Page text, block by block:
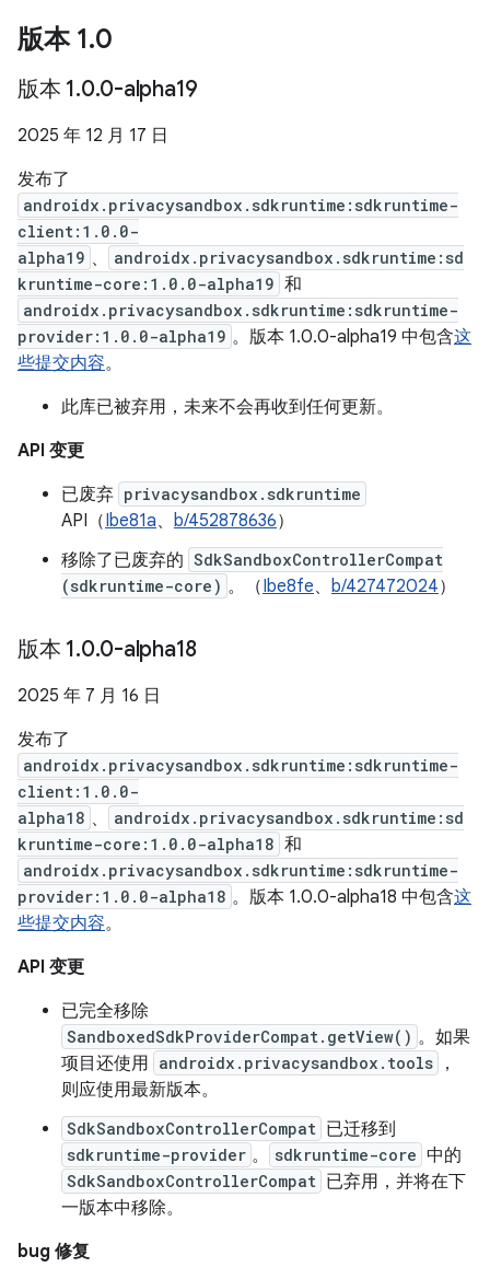
版本 1.0
版本 1.0.0-alpha19
2025 年 12 月 17 日
发布了
androidx.privacysandbox.sdkruntime:sdkruntime-
client:1.0.0-
alpha19 、
androidx.privacysandbox.sdkruntime:sd
kruntime-core:1.0.0-alpha19 和
androidx.privacysandbox.sdkruntime:sdkruntime-
provider:1.0.0-alpha19 。版本 1.0.0-alpha19 中包含这
些提交内容。
此库已被弃用，未来不会再收到任何更新。
API 变更
已废弃 privacysandbox.sdkruntime
API（Ibe81a、 b/452878636）
移除了已废弃的 SdkSandboxControllerCompat
(sdkruntime-core) 。（Ibe8fe、 b/427472024）
版本 1.0.0-alpha18
2025 年 7 月 16 日
发布了
androidx.privacysandbox.sdkruntime:sdkruntime-
client:1.0.0-
alpha18 、
androidx.privacysandbox.sdkruntime:sd
kruntime-core:1.0.0-alpha18 和
androidx.privacysandbox.sdkruntime:sdkruntime-
provider:1.0.0-alpha18 。版本 1.0.0-alpha18 中包含这
些提交内容。
API 变更
已完全移除
SandboxedSdkProviderCompat.getView() 。如果
项目还使用 androidx.privacysandbox.tools
，
则应使用最新版本。
SdkSandboxControllerCompat 已迁移到
sdkruntime-provider 。 sdkruntime-core 中的
SdkSandboxControllerCompat 已弃用，并将在下
一版本中移除。
bug 修复